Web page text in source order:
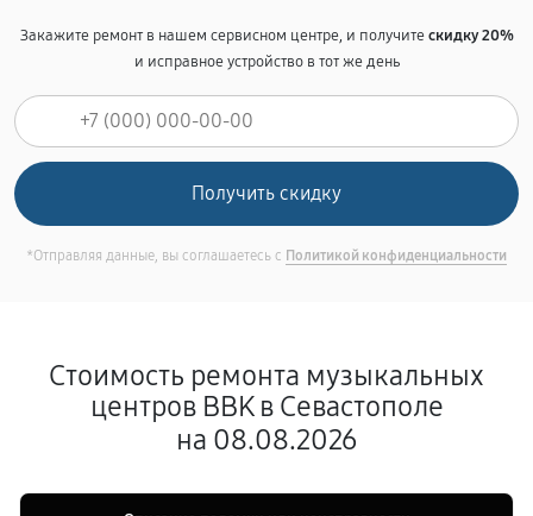
Закажите ремонт в нашем сервисном центре, и получитескидку 20%
и исправное устройство в тот же день
*Отправляя данные, вы соглашаетесь с Политикой конфиденциальности
Стоимость ремонта музыкальных
центров BBK в Севастополе
на 08.08.2026